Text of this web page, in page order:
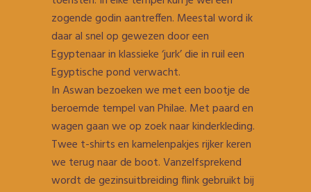
zogende godin aantreffen. Meestal word ik
daar al snel op gewezen door een
Egyptenaar in klassieke ‘jurk’ die in ruil een
Egyptische pond verwacht.
In Aswan bezoeken we met een bootje de
beroemde tempel van Philae. Met paard en
wagen gaan we op zoek naar kinderkleding.
Twee t-shirts en kamelenpakjes rijker keren
we terug naar de boot. Vanzelfsprekend
wordt de gezinsuitbreiding flink gebruikt bij